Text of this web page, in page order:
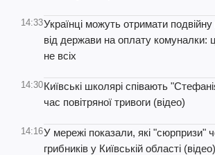
14:33Українці можуть отримати
від держави на оплату комуналки:
не всіх
14:30Київські школярі співають
час повітряної тривоги (відео)
14:16У мережі показали, які "сюрпризи"
грибників у Київській області (відео)